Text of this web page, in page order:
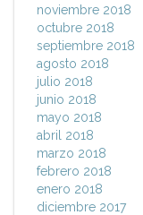
noviembre 2018
octubre 2018
septiembre 2018
agosto 2018
julio 2018
junio 2018
mayo 2018
abril 2018
marzo 2018
febrero 2018
enero 2018
diciembre 2017